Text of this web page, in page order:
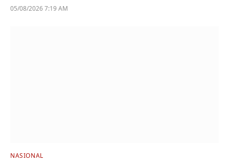
05/08/2026 7:19 AM
NASIONAL